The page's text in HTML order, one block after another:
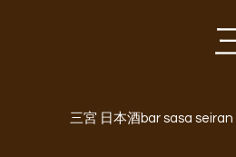
三宮 日本酒bar sasa seiran